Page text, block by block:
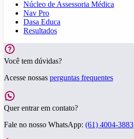
Núcleo de Assessoria Médica
Nav Pro
Dasa Educa
Resultados
Você tem dúvidas?
Acesse nossas perguntas frequentes
Quer entrar em contato?
Fale no nosso WhatsApp: (61) 4004-3883